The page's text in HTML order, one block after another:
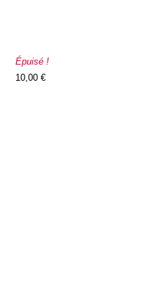
Épuisé !
10,00 €